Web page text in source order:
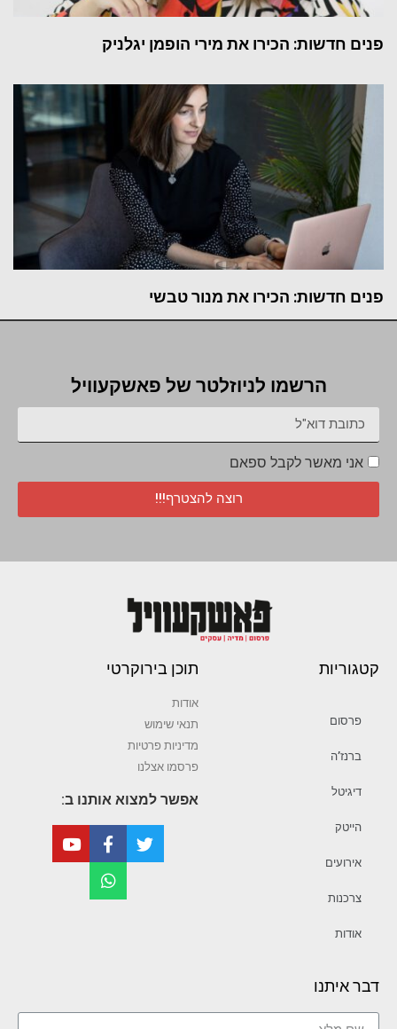
פנים חדשות: הכירו את מירי הופמן יגלניק
פנים חדשות: הכירו את מנור טבשי
הרשמו לניוזלטר של פאשקעוויל
אני מאשר לקבל ספאם
רוצה להצטרף!!!
קטגוריות
פרסום
ברנז’ה
דיגיטל
הייטק
אירועים
צרכנות
אודות
תוכן בירוקרטי
אודות
תנאי שימוש
מדיניות פרטיות
פרסמו אצלנו
אפשר למצוא אותנו ב:
דבר איתנו